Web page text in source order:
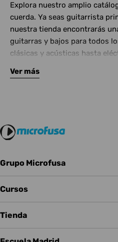
Explora nuestro amplio
cuerda. Ya seas guitarrista
nuestra tienda encontrarás
guitarras y bajos para todos
clásicas y acústicas hasta
Complementa tu instrumento
Ver más
Grupo Microfusa
Cursos
Tienda